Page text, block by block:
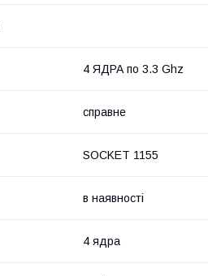
4 ЯДРА по 3.3 Ghz
справне
SOCKET 1155
в наявності
4 ядра